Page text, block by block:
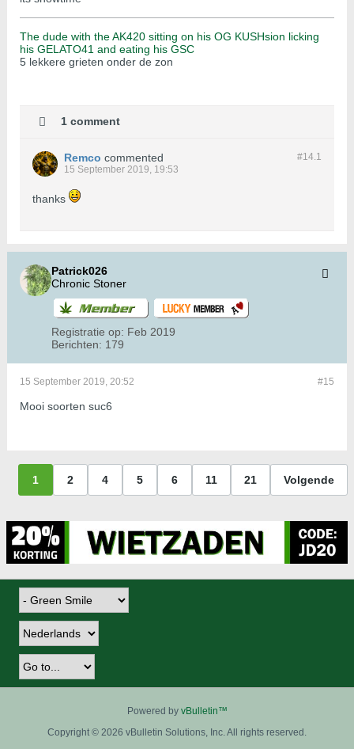
The dude with the AK420 sitting on his OG KUSHsion licking
his GELATO41 and eating his GSC
5 lekkere grieten onder de zon
1 comment
#14.1
Remco commented
15 September 2019, 19:53
thanks
Patrick026
Chronic Stoner
Registratie op: Feb 2019
Berichten: 179
#15
15 September 2019, 20:52
Mooi soorten suc6
1 2 4 5 6 11 21 Volgende
Powered by vBulletin™
Copyright © 2026 vBulletin Solutions, Inc. All rights reserved.